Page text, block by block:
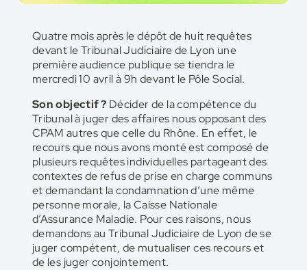
Quatre mois après le dépôt de huit requêtes
devant le Tribunal Judiciaire de Lyon une
première audience publique se tiendra le
mercredi 10 avril à 9h devant le Pôle Social.
Son objectif ? Décider de la compétence du
Tribunal à juger des affaires nous opposant des
CPAM autres que celle du Rhône. En effet, le
recours que nous avons monté est composé de
plusieurs requêtes individuelles partageant des
contextes de refus de prise en charge communs
et demandant la condamnation d’une même
personne morale, la Caisse Nationale
d’Assurance Maladie. Pour ces raisons, nous
demandons au Tribunal Judiciaire de Lyon de se
juger compétent, de mutualiser ces recours et
de les juger conjointement.